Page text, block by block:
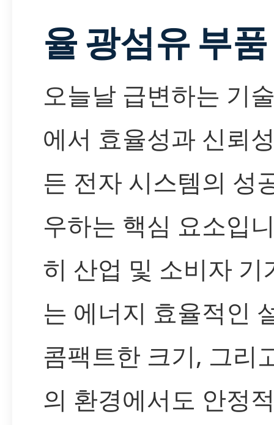
율 광섬유 부품
오늘날 급변하는 기
에서 효율성과 신뢰
든 전자 시스템의 성
우하는 핵심 요소입
히 산업 및 소비자 기
는 에너지 효율적인
콤팩트한 크기, 그리
의 환경에서도 안정